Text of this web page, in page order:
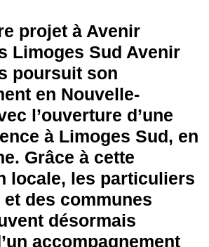
projet à Avenir
Limoges Sud Avenir
poursuit son
en Nouvelle-
l’ouverture d’une
à Limoges Sud, en
Grâce à cette
locale, les particuliers
des communes
désormais
accompagnement